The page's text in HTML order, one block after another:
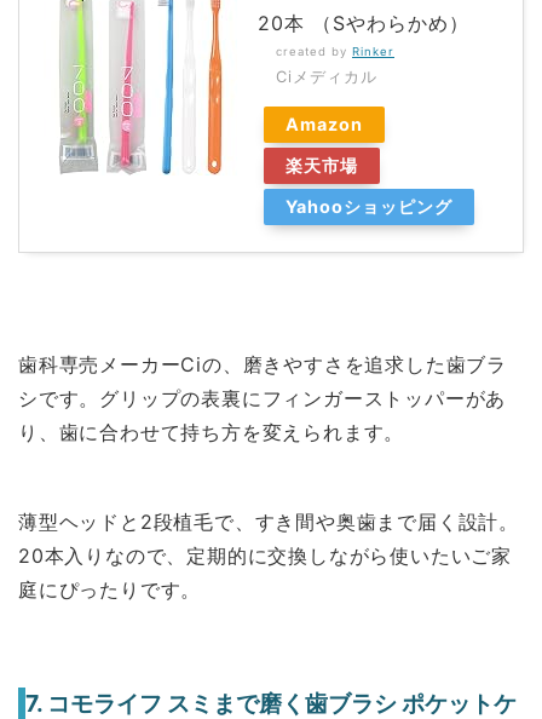
20本 （Sやわらかめ）
created by Rinker
Ciメディカル
Amazon
楽天市場
Yahooショッピング
歯科専売メーカーCiの、磨きやすさを追求した歯ブラ
シです。グリップの表裏にフィンガーストッパーがあ
り、歯に合わせて持ち方を変えられます。
薄型ヘッドと2段植毛で、すき間や奥歯まで届く設計。
20本入りなので、定期的に交換しながら使いたいご家
庭にぴったりです。
7. コモライフ スミまで磨く歯ブラシ ポケットケ